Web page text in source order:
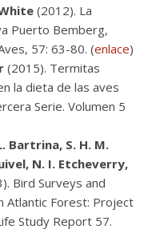
(2012). La
Puerto Bemberg,
57: 63-80. (enlace)
(2015). Termitas
la dieta de las aves
Serie. Volumen 5
Bartrina, S. H. M.
N. I. Etcheverry,
Bird Surveys and
Atlantic Forest: Project
Study Report 57.